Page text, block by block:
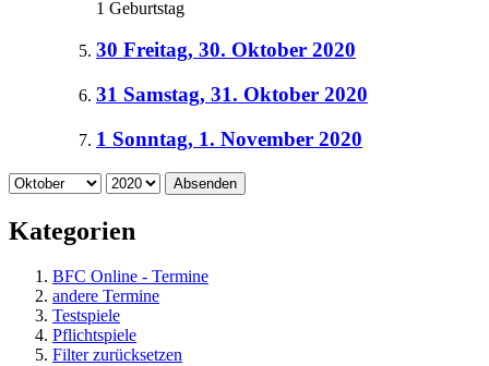
1 Geburtstag
30 Freitag, 30. Oktober 2020
31 Samstag, 31. Oktober 2020
1 Sonntag, 1. November 2020
Absenden
Kategorien
BFC Online - Termine
andere Termine
Testspiele
Pflichtspiele
Filter zurücksetzen